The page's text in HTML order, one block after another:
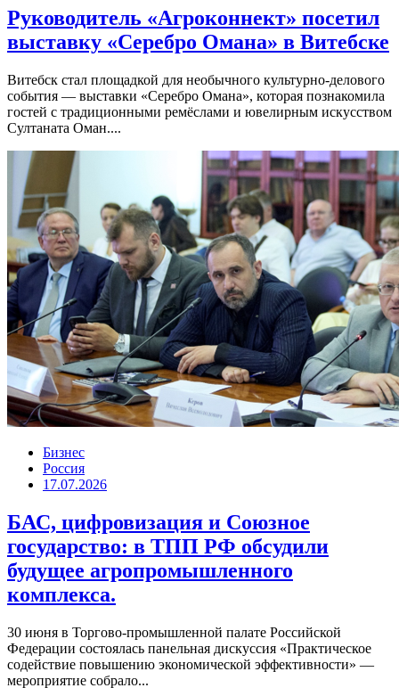
Руководитель «Агроконнект» посетил
выставку «Серебро Омана» в Витебске
Витебск стал площадкой для необычного культурно-делового
события — выставки «Серебро Омана», которая познакомила
гостей с традиционными ремёслами и ювелирным искусством
Султаната Оман....
Бизнес
Россия
17.07.2026
БАС, цифровизация и Союзное
государство: в ТПП РФ обсудили
будущее агропромышленного
комплекса.
30 июня в Торгово-промышленной палате Российской
Федерации состоялась панельная дискуссия «Практическое
содействие повышению экономической эффективности» —
мероприятие собрало...